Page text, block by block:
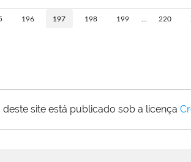
196 197 198 199 220
site está publicado sob a licença